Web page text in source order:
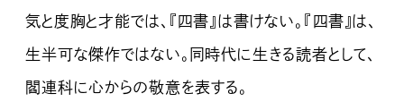
気と度胸と才能では、『四書』は書けない。『四書』は、
生半可な傑作ではない。同時代に生きる読者として、
閻連科に心からの敬意を表する。